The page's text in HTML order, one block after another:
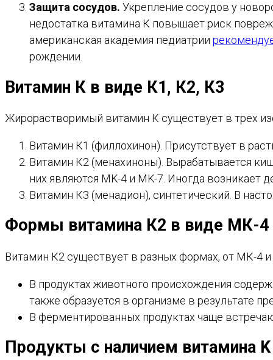
Защита сосудов. Укрепление сосудов у
недостатка витамина К повышает риск
американская академия педиатрии
рождении.
Витамин К в виде К1, К2, К3
Жирорастворимый витамин К существует в трех
Витамин К1 (филлохинон). Присутствует в
Витамин К2 (менахиноны). Вырабатывается
них являются MK-4 и MK-7. Иногда возникает
Витамин К3 (менадион), синтетический. В
Формы витамина К2 в виде МК-
Витамин К2 существует в разных формах, от МК-4
В продуктах животного происхождения
также образуется в организме в результате
В ферментированных продуктах чаще
Продукты с наличием витамина K